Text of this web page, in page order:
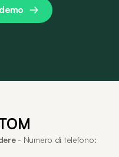
- Numero di telefono: